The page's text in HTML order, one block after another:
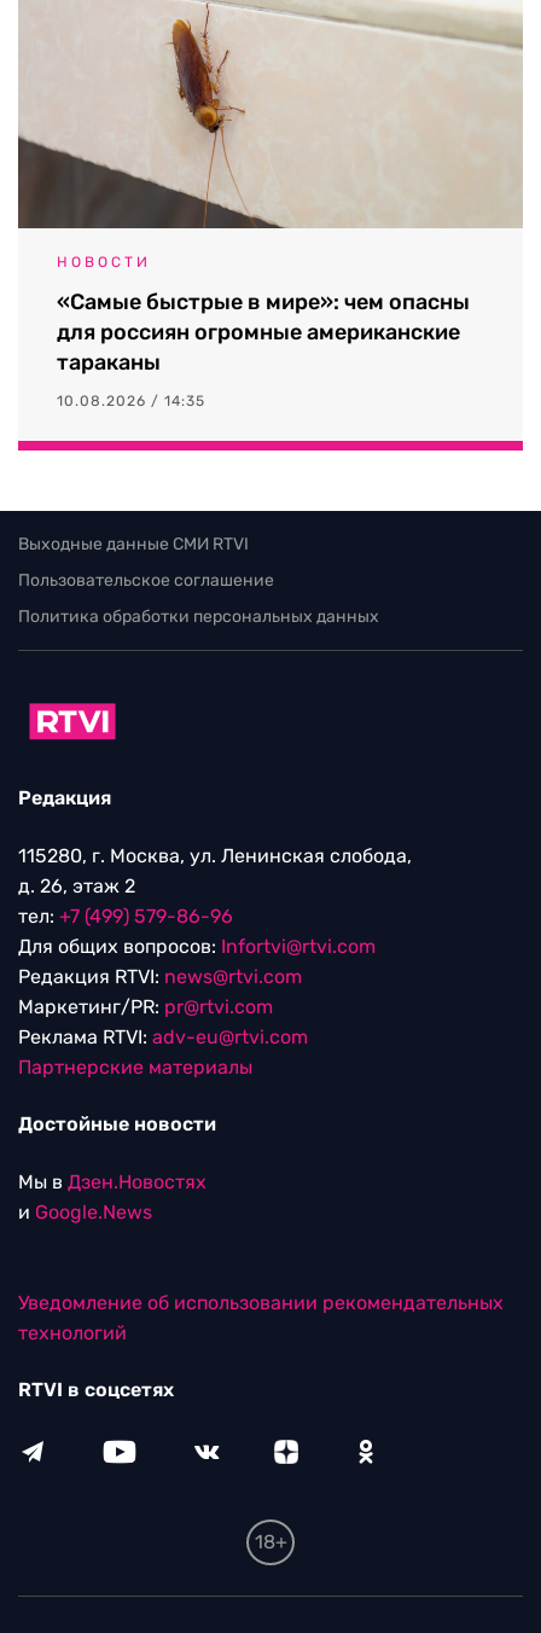
НОВОСТИ
«Самые быстрые в мире»: чем опасны
для россиян огромные американские
тараканы
10.08.2026 / 14:35
Выходные данные СМИ RTVI
Пользовательское соглашение
Политика обработки персональных данных
Редакция
115280, г. Москва, ул. Ленинская слобода,
д. 26, этаж 2
тел: +7 (499) 579-86-96
Для общих вопросов: Infortvi@rtvi.com
Редакция RTVI: news@rtvi.com
Маркетинг/PR: pr@rtvi.com
Реклама RTVI: adv-eu@rtvi.com
Партнерские материалы
Достойные новости
Мы в Дзен.Новостях
и Google.News
Уведомление об использовании рекомендательных
технологий
RTVI в соцсетях
18+